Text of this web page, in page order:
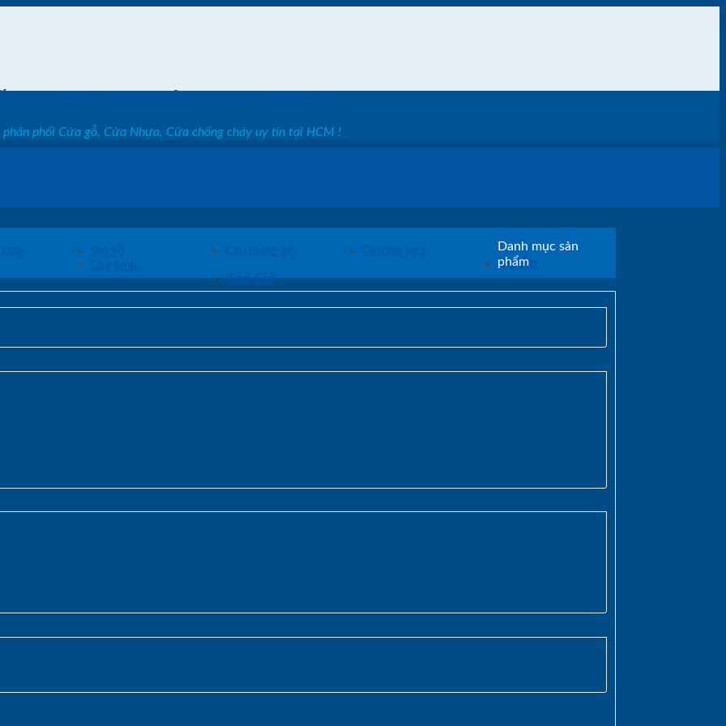
Dự Án
Báo Giá
phân phối Cửa gỗ, Cửa Nhựa, Cửa chống cháy uy tín tại HCM !
Danh mục sản
phẩm